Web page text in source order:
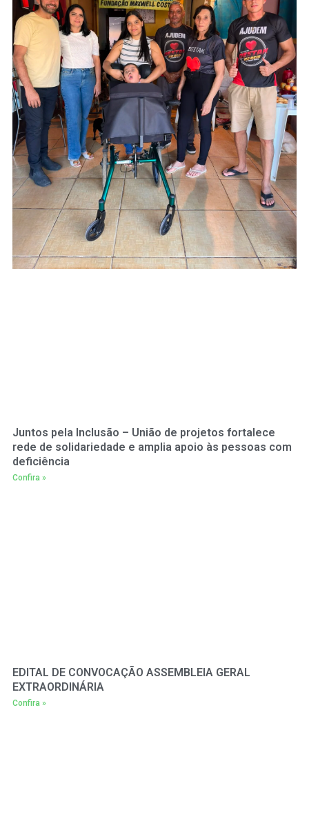
Juntos pela Inclusão – União de projetos fortalece
rede de solidariedade e amplia apoio às pessoas com
deficiência
Confira »
EDITAL DE CONVOCAÇÃO ASSEMBLEIA GERAL
EXTRAORDINÁRIA
Confira »